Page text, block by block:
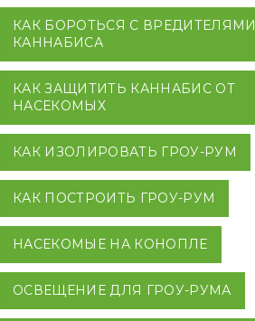
КАК БОРОТЬСЯ С ВРЕДИТЕЛЯМИ
КАННАБИСА
КАК ЗАЩИТИТЬ КАННАБИС ОТ
НАСЕКОМЫХ
КАК ИЗОЛИРОВАТЬ ГРОУ-РУМ
КАК ПОСТРОИТЬ ГРОУ-РУМ
НАСЕКОМЫЕ НА КОНОПЛЕ
ОСВЕЩЕНИЕ ДЛЯ ГРОУ-РУМА